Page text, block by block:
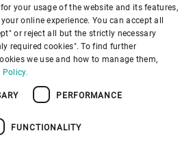
SPANISH
GERMAN
FRENCH
your usage of the website and its features,
online experience. You can accept all
or reject all but the strictly necessary
required cookies". To find further
we use and how to manage them,
Policy.
PERFORMANCE
FUNCTIONALITY